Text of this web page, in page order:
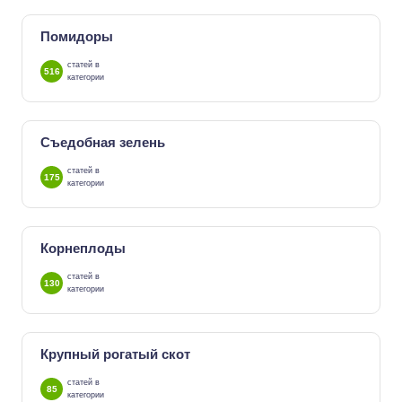
Помидоры
516
статей в
категории
Съедобная зелень
175
статей в
категории
Корнеплоды
130
статей в
категории
Крупный рогатый скот
85
статей в
категории